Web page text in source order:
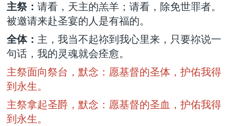
主祭： 请看，天主的羔羊；请看，除免世罪者。
被邀请来赴圣宴的人是有福的。
全体： 主，我当不起祢到我心里来，只要祢说一
句话，我的灵魂就会痊愈。
主祭面向祭台，默念：愿基督的圣体，护佑我得
到永生。
主祭拿起圣爵，默念：愿基督的圣血，护佑我得
到永生。